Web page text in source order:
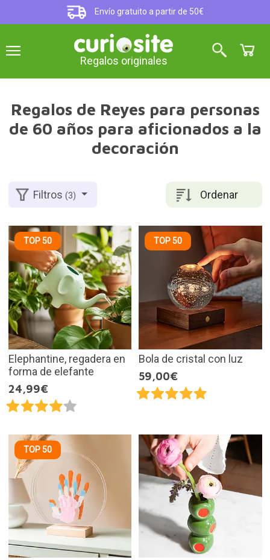
Envío gratuito a partir de 50€
Regalos originales
Regalos de Reyes para personas
de 60 años para aficionados a la
decoración
Ordenar
Filtros(3)
TOP 50
Elephantine, regadera en
forma de elefante
24,99€
TOP 50
Bola de cristal con luz
59,00€
TOP 50